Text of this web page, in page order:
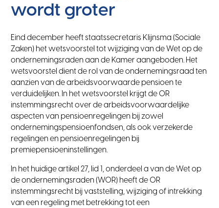
wordt groter
Eind december heeft staatssecretaris Klijnsma (Sociale
Zaken) het wetsvoorstel tot wijziging van de Wet op de
ondernemingsraden aan de Kamer aangeboden. Het
wetsvoorstel dient de rol van de ondernemingsraad ten
aanzien van de arbeidsvoorwaarde pensioen te
verduidelijken. In het wetsvoorstel krijgt de OR
instemmingsrecht over de arbeidsvoorwaardelijke
aspecten van pensioenregelingen bij zowel
ondernemingspensioenfondsen, als ook verzekerde
regelingen en pensioenregelingen bij
premiepensioeninstellingen.
In het huidige artikel 27, lid 1, onderdeel a van de Wet op
de ondernemingsraden (WOR) heeft de OR
instemmingsrecht bij vaststelling, wijziging of intrekking
van een regeling met betrekking tot een